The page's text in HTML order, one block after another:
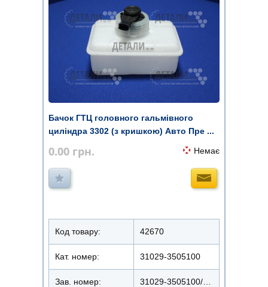
Бачок ГТЦ головного гальмівного
циліндра 3302 (з кришкою) Авто Пре ...
0.00 грн. Немає
Код товару: 42670
Кат. номер: 31029-3505100
Зав. номер: